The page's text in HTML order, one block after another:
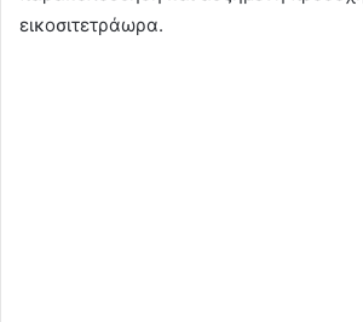
εικοσιτετράωρα.